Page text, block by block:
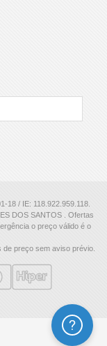
18 / IE: 118.922.959.118.
DOS SANTOS . Ofertas
o preço válido é o
de preço sem aviso prévio.
Ajuda